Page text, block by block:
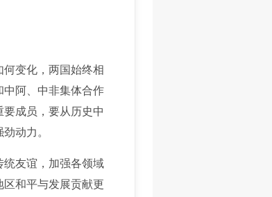
变化，两国始终相
中阿、中非集体合作
成员，要从历史中
动力。
友谊，加强各领域
和平与发展贡献更